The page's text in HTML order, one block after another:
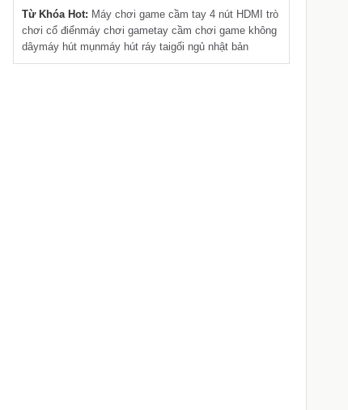
Từ Khóa Hot: Máy chơi game cầm tay 4 nút HDMI trò
chơi cổ điểnmáy chơi gametay cầm chơi game không
dâymáy hút mụnmáy hút ráy taigối ngủ nhật bản